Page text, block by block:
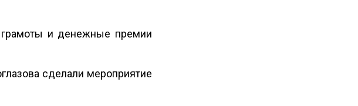
грамоты и денежные премии
сделали мероприятие